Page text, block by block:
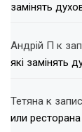
замінять
Андрій П к
які замінять
Тетяна к
или ресторана